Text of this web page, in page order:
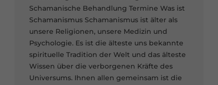
Schamanische Behandlung Termine Was ist
Schamanismus Schamanismus ist älter als
unsere Religionen, unsere Medizin und
Psychologie. Es ist die älteste uns bekannte
spirituelle Tradition der Welt und das älteste
Wissen über die verborgenen Kräfte des
Universums. Ihnen allen gemeinsam ist die